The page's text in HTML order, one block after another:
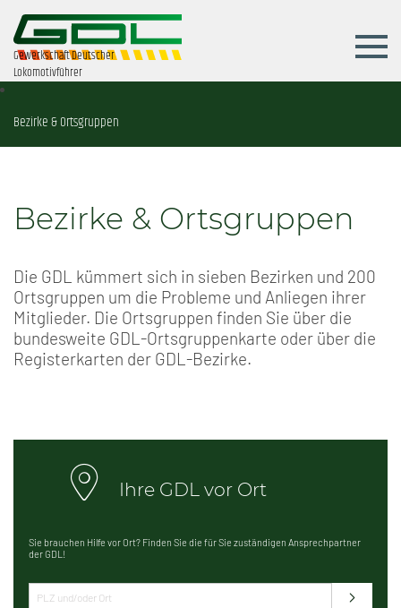
Gewerkschaft Deutscher
Lokomotivführer
Bezirke & Ortsgruppen
Bezirke & Ortsgruppen
Die GDL kümmert sich in sieben Bezirken und 200
Ortsgruppen um die Probleme und Anliegen ihrer
Mitglieder. Die Ortsgruppen finden Sie über die
bundesweite GDL-Ortsgruppenkarte oder über die
Registerkarten der GDL-Bezirke.
Ihre GDL vor Ort
Sie brauchen Hilfe vor Ort? Finden Sie die für Sie zuständigen Ansprechpartner
der GDL!